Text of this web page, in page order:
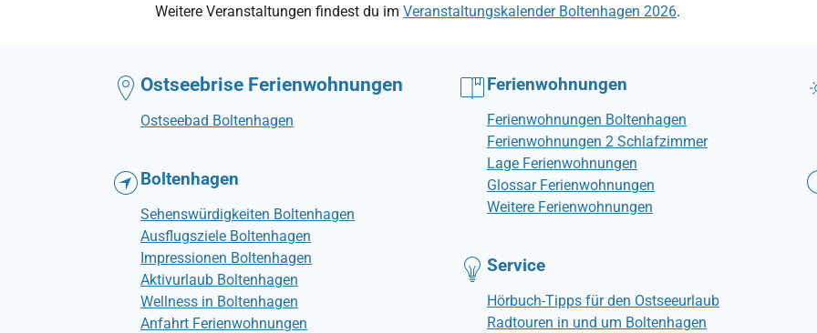
Weitere Veranstaltungen findest du im Veranstaltungskalender Boltenhagen 2026.
Ostseebrise Ferienwohnungen
Ostseebad Boltenhagen
Boltenhagen
Sehenswürdigkeiten Boltenhagen
Ausflugsziele Boltenhagen
Impressionen Boltenhagen
Aktivurlaub Boltenhagen
Wellness in Boltenhagen
Anfahrt Ferienwohnungen
Ferienwohnungen
Ferienwohnungen Boltenhagen
Ferienwohnungen 2 Schlafzimmer
Lage Ferienwohnungen
Glossar Ferienwohnungen
Weitere Ferienwohnungen
Service
Hörbuch-Tipps für den Ostseeurlaub
Radtouren in und um Boltenhagen